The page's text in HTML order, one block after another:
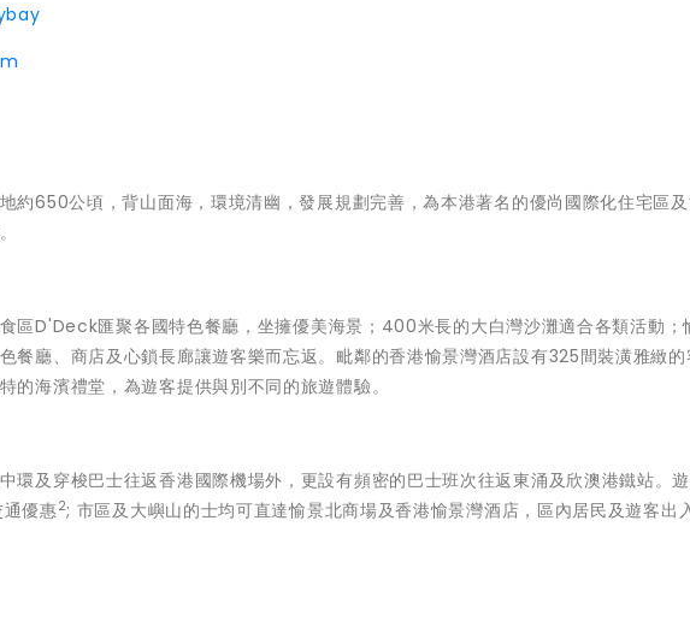
約650公頃，背山面海，環境清幽，發展規劃完善，為本港著名的優尚國際化住宅區
區D'Deck匯聚各國特色餐廳，坐擁優美海景；400米長的大白灣沙灘適合各類活動；
餐廳、商店及心鎖長廊讓遊客樂而忘返。毗鄰的香港愉景灣酒店設有325間裝潢雅緻
的海濱禮堂，為遊客提供與別不同的旅遊體驗。
環及穿梭巴士往返香港國際機場外，更設有頻密的巴士班次往返東涌及欣澳港鐵站。
優惠2; 市區及大嶼山的士均可直達愉景北商場及香港愉景灣酒店，區內居民及遊客出